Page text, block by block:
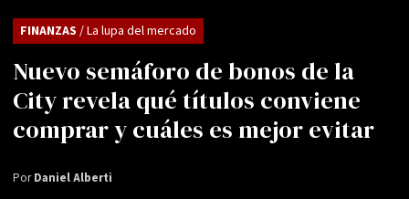
Nuevo semáforo de bonos de la
City revela qué títulos conviene
comprar y cuáles es mejor evitar
FINANZAS / La lupa del mercado
PorDaniel Alberti